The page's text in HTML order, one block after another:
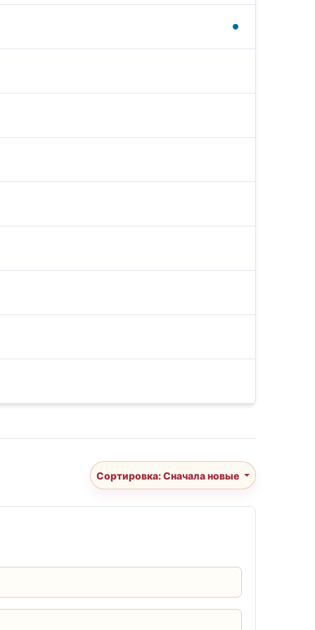
Сортировка: Сначала новые